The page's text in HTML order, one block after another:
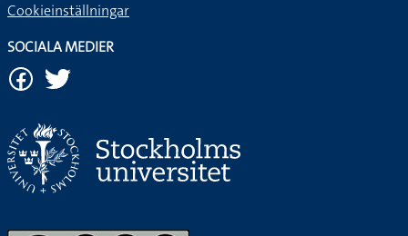
Cookieinställningar
SOCIALA MEDIER